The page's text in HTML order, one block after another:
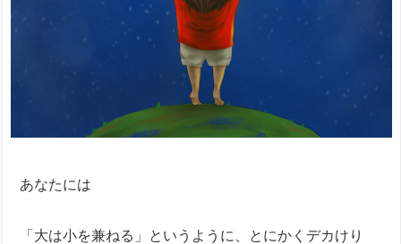
あなたには
「大は小を兼ねる」というように、とにかくデカけり